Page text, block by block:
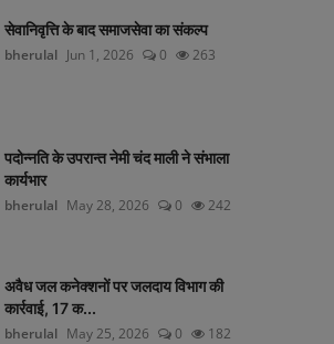
सेवानिवृत्ति के बाद समाजसेवा का संकल्प
bherulal Jun 1, 2026 0 263
पदोन्नति के उपरान्त नेमी चंद माली ने संभाला
कार्यभार
bherulal May 28, 2026 0 242
अवैध जल कनेक्शनों पर जलदाय विभाग की
कार्रवाई, 17 क...
bherulal May 25, 2026 0 182